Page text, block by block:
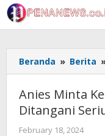
Skip
to
content
Beranda » Berita
Anies Minta
Ditangani
February 18, 2024